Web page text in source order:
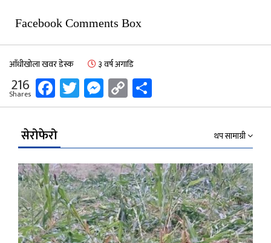
Facebook Comments Box
आँधीखोला खवर डेस्क ३ वर्ष अगाडि
216
Shares Facebook
Twitter
Messenger
Copy
Link
सेरोफेरो थप सामाग्री